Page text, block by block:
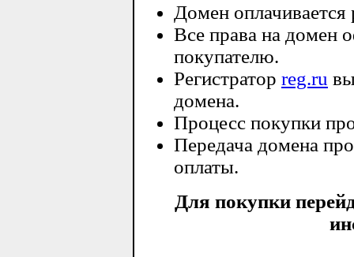
Домен оплачивается
Все права на домен
покупателю.
Регистратор reg.ru
домена.
Процесс покупки
Передача домена
оплаты.
Для покупки